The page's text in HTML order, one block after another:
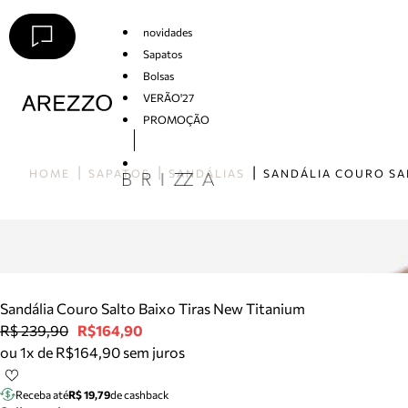
novidades
Sapatos
Bolsas
VERÃO'27
PROMOÇÃO
HOME SAPATOS SANDÁLIAS
Sandália Couro Salto Baixo Tiras New Titanium
R$ 239,90 R$164,90
ou 1x de R$164,90 sem juros
Receba atéR$ 19,79de cashback